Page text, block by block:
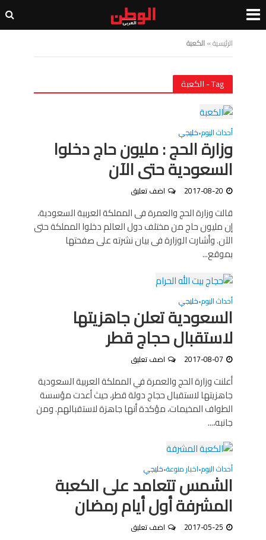
الرئيسية»الكعبة
Tag - الكعبة
أحداث اليوم•خليجي
وزارة الحج : مليون حاج دخلوا
السعودية حتى الآن
2017-08-20 اضف تعليق
قالت وزارة الحج والعمرة فى المملكة العربية السعودية،
إن مليون حاج من مختلف دول العالم دخلوا المملكة حتى
الآن. وأشارت الوزارة فى بيان نشرته على صفحتها
بموقع...
أحداث اليوم•خليجي
السعودية تعلن جاهزيتها
لاستقبال حجاج قطر
2017-08-07 اضف تعليق
أعلنت وزارة الحج والعمرة في المملكة العربية السعودية
جاهزيتها لاستقبال حجاج دولة قطر، حيث أعدت مؤسسة
الطواف المخيمات، مؤكدة أنها جاهزة لاستقبالهم. ومن
جانبه،...
أحداث اليوم•اخبار منوعة•خليجي
الشمس تتعامد على الكعبة
المشرفة أول أيام رمضان
2017-05-25 اضف تعليق